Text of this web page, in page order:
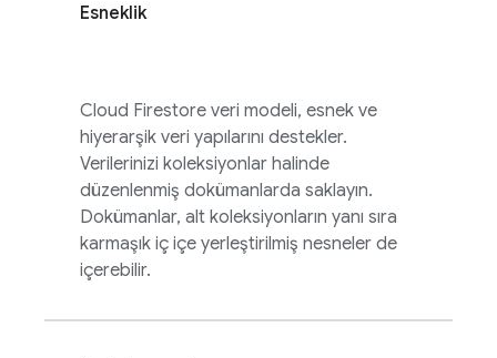
Esneklik
Cloud Firestore veri modeli, esnek ve
hiyerarşik veri yapılarını destekler.
Verilerinizi koleksiyonlar halinde
düzenlenmiş dokümanlarda saklayın.
Dokümanlar, alt koleksiyonların yanı sıra
karmaşık iç içe yerleştirilmiş nesneler de
içerebilir.